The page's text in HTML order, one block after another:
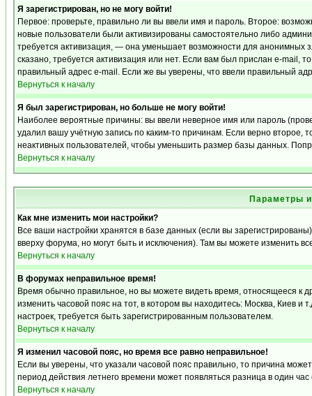
Я зарегистрирован, но не могу войти!
Первое: проверьте, правильно ли вы ввели имя и пароль. Второе:
новые пользователи были активизированы самостоятельно либо
требуется активизация, — она уменьшает возможности для анонимных
сказано, требуется активизация или нет. Если вам был прислан e-mail,
правильный адрес e-mail. Если же вы уверены, что ввели правильный
Вернуться к началу
Я был зарегистрирован, но больше не могу войти!
Наиболее вероятные причины: вы ввели неверное имя или пароль
удалил вашу учётную запись по каким-то причинам. Если верно
неактивных пользователей, чтобы уменьшить размер базы данных.
Вернуться к началу
Параметры
Как мне изменить мои настройки?
Все ваши настройки хранятся в базе данных (если вы
вверху форума, но могут быть и исключения). Там вы можете изменить
Вернуться к началу
В форумах неправильное время!
Время обычно правильное, но вы можете видеть время, относящееся к
изменить часовой пояс на тот, в котором вы находитесь: Москва, Киев
настроек, требуется быть зарегистрированным пользователем.
Вернуться к началу
Я изменил часовой пояс, но время все равно неправильное!
Если вы уверены, что указали часовой пояс правильно, то причина
период действия летнего времени может появляться разница в один
Вернуться к началу